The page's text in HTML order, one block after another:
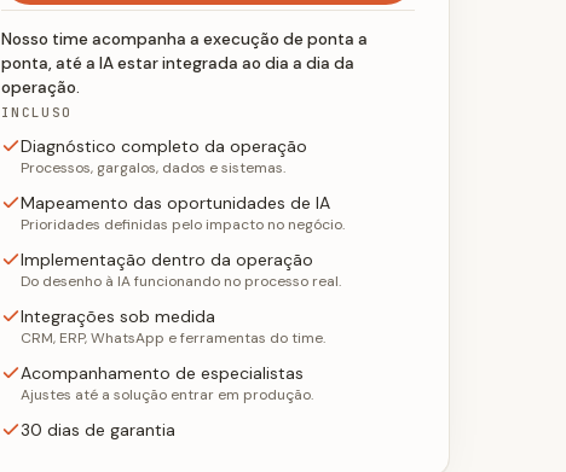
Nosso time acompanha a execução de ponta a
ponta, até a IA estar integrada ao dia a dia da
operação.
INCLUSO
Diagnóstico completo da operação
Processos, gargalos, dados e sistemas.
Mapeamento das oportunidades de IA
Prioridades definidas pelo impacto no negócio.
Implementação dentro da operação
Do desenho à IA funcionando no processo real.
Integrações sob medida
CRM, ERP, WhatsApp e ferramentas do time.
Acompanhamento de especialistas
Ajustes até a solução entrar em produção.
30 dias de garantia